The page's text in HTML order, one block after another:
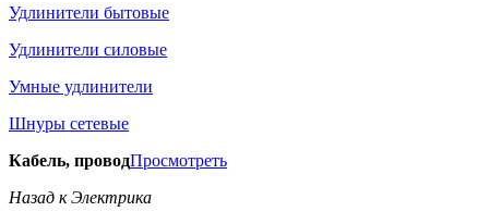
Удлинители бытовые
Удлинители силовые
Умные удлинители
Шнуры сетевые
Кабель, проводПросмотреть
Назад к Электрика